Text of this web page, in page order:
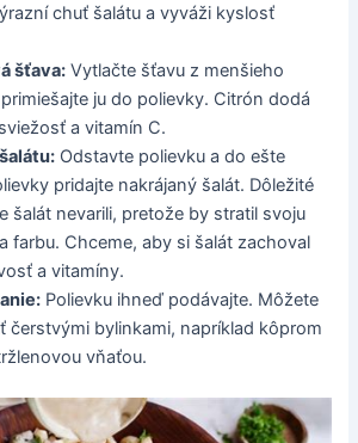
chuť šalátu a vyváži kyslosť
šťava: Vytlačte šťavu z menšieho
ju do polievky. Citrón dodá
a vitamín C.
Odstavte polievku a do ešte
pridajte nakrájaný šalát. Dôležité
šalát nevarili, pretože by stratil svoju
farbu. Chceme, aby si šalát zachoval
a vitamíny.
Polievku ihneď podávajte. Môžete
čerstvými bylinkami, napríklad kôprom
vňaťou.